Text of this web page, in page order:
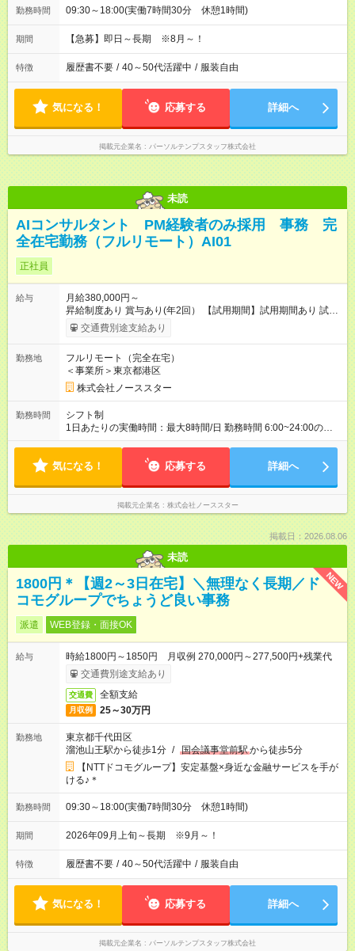
勤務時間 09:30～18:00(実働7時間30分 休憩1時間)
期間 【急募】即日～長期 ※8月～！
特徴 履歴書不要 / 40～50代活躍中 / 服装自由
気になる！ 応募する 詳細へ
掲載元企業名 パーソルテンプスタッフ株式会社
未読
AIコンサルタント PM経験者のみ採用 事務 完
全在宅勤務（フルリモート）AI01
正社員
給与
月給380,000円～
昇給制度あり 賞与あり(年2回） 【試用期間】試用期間あり 試用
期間の長さ：3ヶ月 ※ 雇用形態と給与に、本採用時と異なる部分
があります。 雇用形態：インターンシップ 給与：時給 2,000
いただきます。 「どんな人が働いているの？」 「実際の業務は
自分に向いている？」 そんな疑問を解消するための期間です。
社内のリアルな空気感や働き方を肌で感じ、納得感を持ってス
タートできます。 また弊社側も業務に適性があるか判断させて
いただく期間として設けております。 週3回以上1日3時間以上
でシフト募集します。 最長で3ヶ月、基本的には1~2ヶ月程度で
交通費別途支給あり
勤務地
フルリモート（完全在宅）
＜事業所＞東京都港区
株式会社ノーススター
勤務時間
シフト制
1日あたりの実働時間：最大8時間/日 勤務時間 6:00~24:00の中
で8時間 正社員のシフトは勤務できない日を2ヶ月前に確認し作
気になる！ 応募する 詳細へ
掲載元企業名 株式会社ノーススター
掲載日：2026.08.06
未読
NEW
1800円＊【週2～3日在宅】＼無理なく長期／ド
コモグループでちょうど良い事務
派遣 WEB登録・面接OK
給与
時給1800円～1850円 月収例 270,000円～277,500円+残業代
交通費別途支給あり
交通費 全額支給
月収例 25～30万円
勤務地
東京都千代田区
溜池山王駅から徒歩1分 / 国会議事堂前駅から徒歩5分
【NTTドコモグループ】安定基盤×身近な金融サービスを手が
ける♪＊
勤務時間 09:30～18:00(実働7時間30分 休憩1時間)
期間 2026年09月上旬～長期 ※9月～！
特徴 履歴書不要 / 40～50代活躍中 / 服装自由
気になる！ 応募する 詳細へ
掲載元企業名 パーソルテンプスタッフ株式会社